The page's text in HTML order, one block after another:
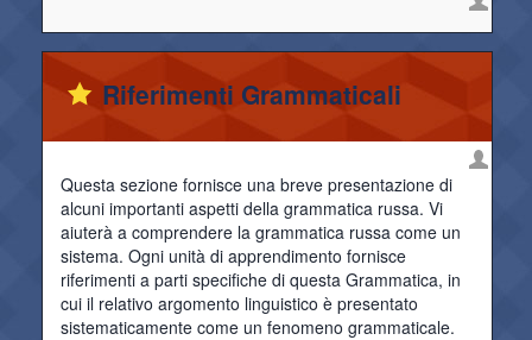
Riferimenti Grammaticali
Questa sezione fornisce una breve presentazione di
alcuni importanti aspetti della grammatica russa. Vi
aiuterà a comprendere la grammatica russa come un
sistema. Ogni unità di apprendimento fornisce
riferimenti a parti specifiche di questa Grammatica, in
cui il relativo argomento linguistico è presentato
sistematicamente come un fenomeno grammaticale.